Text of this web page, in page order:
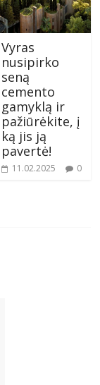
Vyras
nusipirko
seną
cemento
gamyklą ir
pažiūrėkite, į
ką jis ją
pavertė!
11.02.2025 0